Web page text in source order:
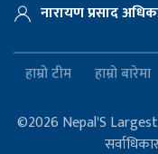
नारायण प्रसाद
हाम्रो टीम हाम्रो बारेमा
©2026 Nepal'S